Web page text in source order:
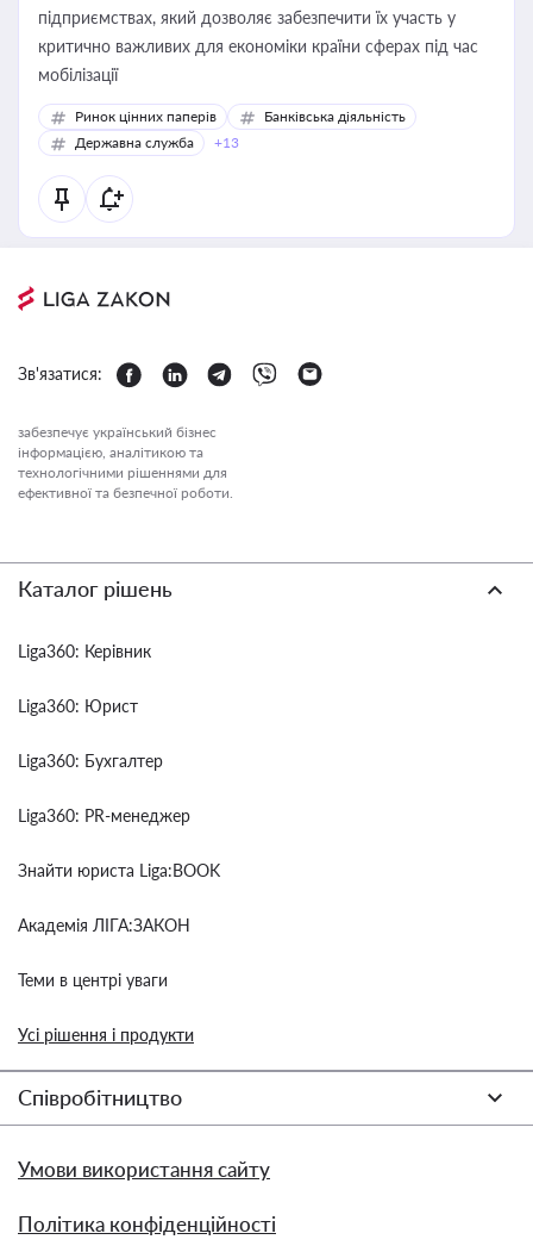
підприємствах, який дозволяє забезпечити їх участь у
критично важливих для економіки країни сферах під час
мобілізації
Ринок цінних паперів
Банківська діяльність
Державна служба
+13
Зв'язатися:
забезпечує український бізнес
інформацією, аналітикою та
технологічними рішеннями для
ефективної та безпечної роботи.
Каталог рішень
Liga360: Керівник
Liga360: Юрист
Liga360: Бухгалтер
Liga360: PR-менеджер
Знайти юриста Liga:BOOK
Академія ЛІГА:ЗАКОН
Теми в центрі уваги
Усі рішення і продукти
Співробітництво
Умови використання сайту
Політика конфіденційності